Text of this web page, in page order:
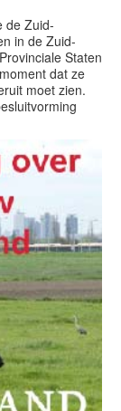
de Zuid-
in de Zuid-
Staten
dat ze
moet zien.